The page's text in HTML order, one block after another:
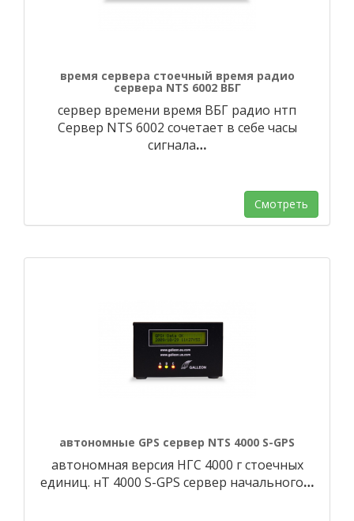
время сервера стоечный время радио
сервера NTS 6002 ВБГ
сервер времени время ВБГ радио нтп
Сервер NTS 6002 сочетает в себе часы
сигнала…
Смотреть
автономные GPS сервер NTS 4000 S-GPS
автономная версия НГС 4000 г стоечных
единиц. нТ 4000 S-GPS сервер начального…